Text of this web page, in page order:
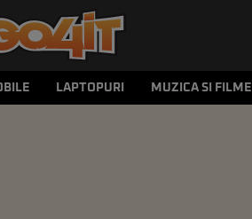
LAPTOPURI MUZICA SI FILME